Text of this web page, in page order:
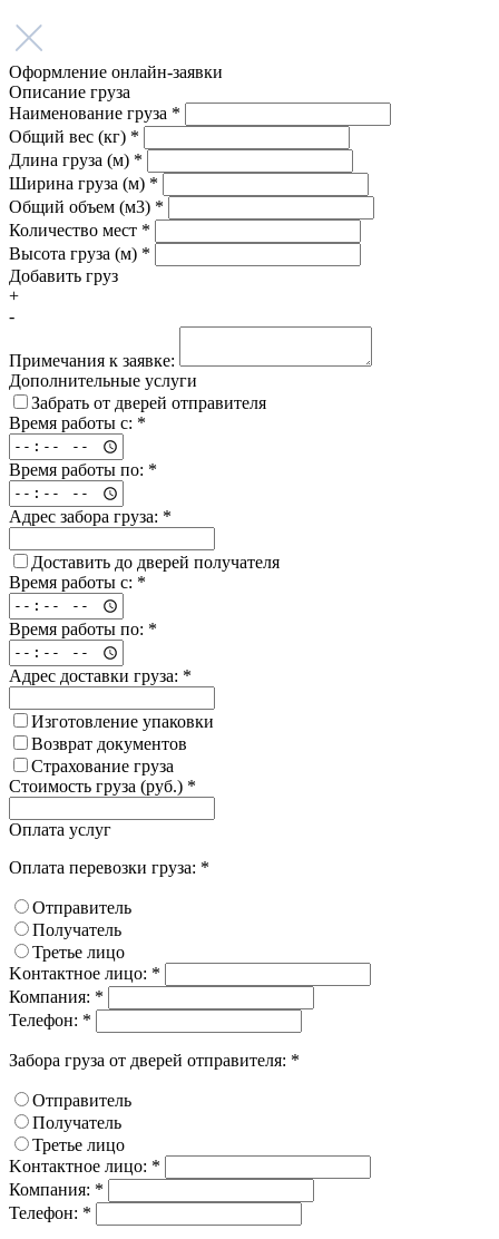
Оформление онлайн-заявки
Описание груза
Наименование груза *
Общий вес (кг) *
Длина груза (м) *
Ширина груза (м) *
Общий объем (м3) *
Количество мест *
Высота груза (м) *
Добавить груз
+
-
Примечания к заявке:
Дополнительные услуги
Забрать от дверей отправителя
Время работы с: *
Время работы по: *
Адрес забора груза: *
Доставить до дверей получателя
Время работы с: *
Время работы по: *
Адрес доставки груза: *
Изготовление упаковки
Возврат документов
Страхование груза
Стоимость груза (руб.) *
Оплата услуг
Оплата перевозки груза: *
Отправитель
Получатель
Третье лицо
Kонтактное лицо: *
Компания: *
Телефон: *
Забора груза от дверей отправителя: *
Отправитель
Получатель
Третье лицо
Kонтактное лицо: *
Компания: *
Телефон: *